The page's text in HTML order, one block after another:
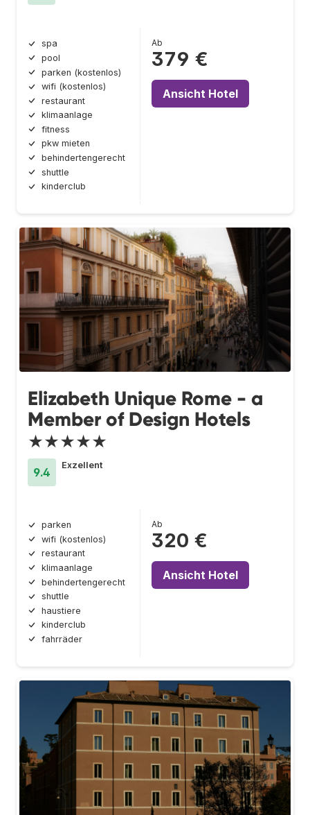
spa
pool
parken (kostenlos)
wifi (kostenlos)
restaurant
klimaanlage
fitness
pkw mieten
behindertengerecht
shuttle
kinderclub
Ab
379 €
Ansicht Hotel
Elizabeth Unique Rome - a
Member of Design Hotels
★★★★★
9.4
Exzellent
parken
wifi (kostenlos)
restaurant
klimaanlage
behindertengerecht
shuttle
haustiere
kinderclub
fahrräder
Ab
320 €
Ansicht Hotel